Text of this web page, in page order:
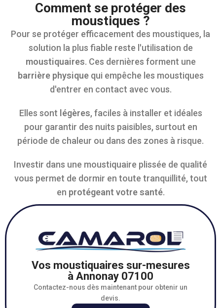
Comment se protéger des
moustiques ?
Pour se protéger efficacement des moustiques, la
solution la plus fiable reste l'utilisation de
moustiquaires. Ces dernières forment une
barrière physiquequi empêche les moustiques
d'entrer en contact avec vous.
Elles sont légères, faciles à installer et idéales
pour garantir des nuits paisibles, surtout en
période de chaleur ou dans des zones à risque.
Investir dans une moustiquaire plissée de qualité
vous permet de dormir en toute tranquillité, tout
en protégeant votre santé.
Vos moustiquaires sur-mesures
à Annonay 07100
Contactez-nous dès maintenant pour obtenir un
devis.